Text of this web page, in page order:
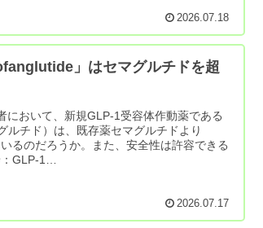
2026.07.18
」はセマグルチドを超
において、新規GLP-1受容体作動薬である
ルチド）は、既存薬セマグルチドより
るのだろうか。また、安全性は許容できる
GLP-1…
2026.07.17